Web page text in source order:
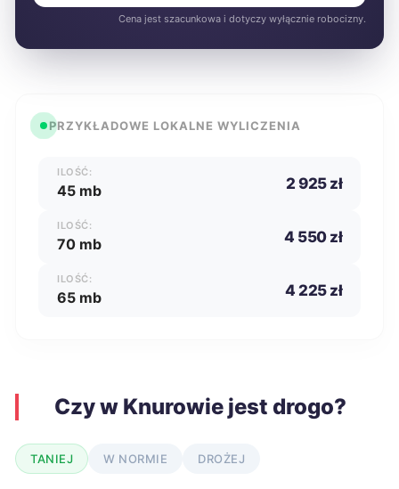
Cena jest szacunkowa i dotyczy wyłącznie robocizny.
PRZYKŁADOWE LOKALNE WYLICZENIA
ILOŚĆ:
45 mb 2 925 zł
ILOŚĆ:
70 mb 4 550 zł
ILOŚĆ:
65 mb 4 225 zł
Czy w Knurowie jest drogo?
TANIEJ W NORMIE DROŻEJ